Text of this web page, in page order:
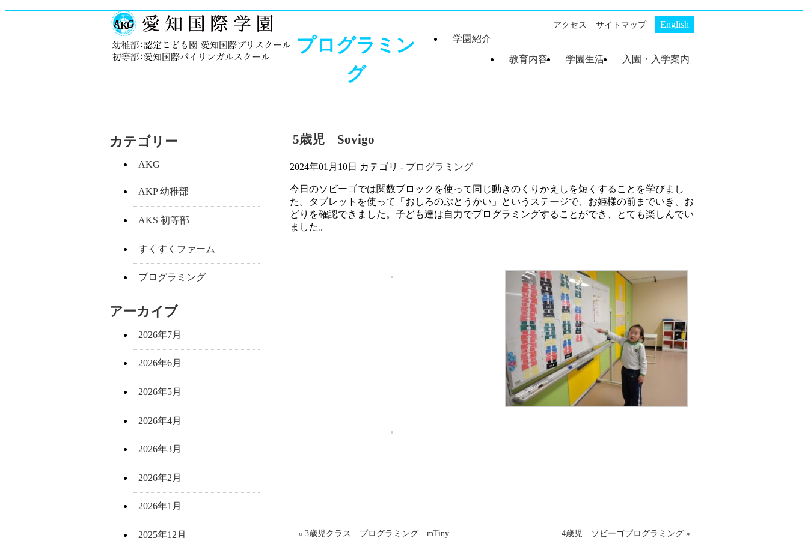
アクセス サイトマップ
English
学園紹介
教育内容 学園生活 入園・入学案内
プログラミン
グ
5歳児 Sovigo
2024年01月10日 カテゴリ - プログラミング
今日のソビーゴでは関数ブロックを使って同じ動きのくりかえしを短くすることを学びまし
た。タブレットを使って「おしろのぶとうかい」というステージで、お姫様の前までいき、お
どりを確認できました。子ども達は自力でプログラミングすることができ、とても楽しんでい
ました。
« 3歳児クラス プログラミング mTiny 4歳児 ソビーゴプログラミング »
カテゴリー
AKG
AKP 幼稚部
AKS 初等部
すくすくファーム
プログラミング
アーカイブ
2026年7月
2026年6月
2026年5月
2026年4月
2026年3月
2026年2月
2026年1月
2025年12月